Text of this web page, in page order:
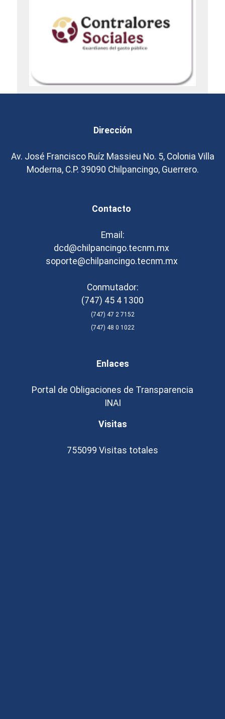
Dirección
Av. José Francisco Ruíz Massieu No. 5, Colonia Villa
Moderna, C.P. 39090 Chilpancingo, Guerrero.
Contacto
Email:
dcd@chilpancingo.tecnm.mx
soporte@chilpancingo.tecnm.mx
Conmutador:
(747) 45 4 1300
(747) 47 2 7152
(747) 48 0 1022
Enlaces
Portal de Obligaciones de Transparencia
INAI
Visitas
755099 Visitas totales